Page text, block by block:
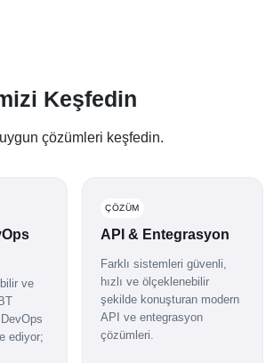
Keşfedin
çözümleri keşfedin.
ve
ediyor;
ÇÖZÜM
API & Entegrasyon
Farklı sistemleri güvenli,
hızlı ve ölçeklenebilir
şekilde konuşturan modern
API ve entegrasyon
çözümleri.